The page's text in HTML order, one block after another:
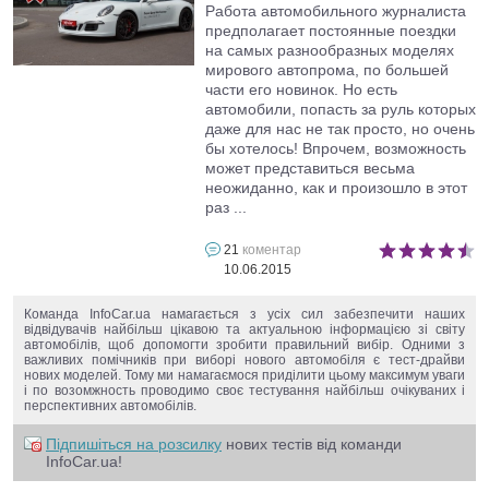
Команда InfoCar.ua намагається з усіх сил забезпечити наших
відвідувачів найбільш цікавою та актуальною інформацією зі світу
автомобілів, щоб допомогти зробити правильний вибір. Одними з
важливих помічників при виборі нового автомобіля є тест-драйви
нових моделей. Тому ми намагаємося приділити цьому максимум уваги
і по возомжность проводимо своє тестування найбільш очікуваних і
перспективних автомобілів.
Підпишіться на розсилку нових тестів від команди
InfoCar.ua!
Работа автомобильного журналиста
предполагает постоянные поездки
на самых разнообразных моделях
мирового автопрома, по большей
части его новинок. Но есть
автомобили, попасть за руль которых
даже для нас не так просто, но очень
бы хотелось! Впрочем, возможность
может представиться весьма
неожиданно, как и произошло в этот
раз ...
21 коментар
10.06.2015